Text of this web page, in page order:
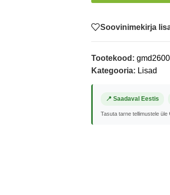
Soovinimekirja
Tootekood:
Kategooria: Lisad
📍 Saadaval Eestis
Tasuta tarne tellimustele üle